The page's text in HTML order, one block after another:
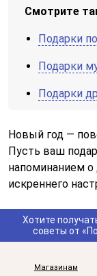
Смотрите
Подарки
Подарки
Подарки
Новый год —
Пусть ваш
напоминанием о
искреннего
Хотите
советы от
Магазинам